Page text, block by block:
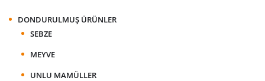
DONDURULMUŞ ÜRÜNLER
SEBZE
MEYVE
UNLU MAMÜLLER